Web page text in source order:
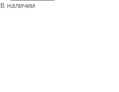
В наличии